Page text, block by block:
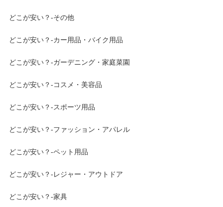
どこが安い？-その他
どこが安い？-カー用品・バイク用品
どこが安い？-ガーデニング・家庭菜園
どこが安い？-コスメ・美容品
どこが安い？-スポーツ用品
どこが安い？-ファッション・アパレル
どこが安い？-ペット用品
どこが安い？-レジャー・アウトドア
どこが安い？-家具